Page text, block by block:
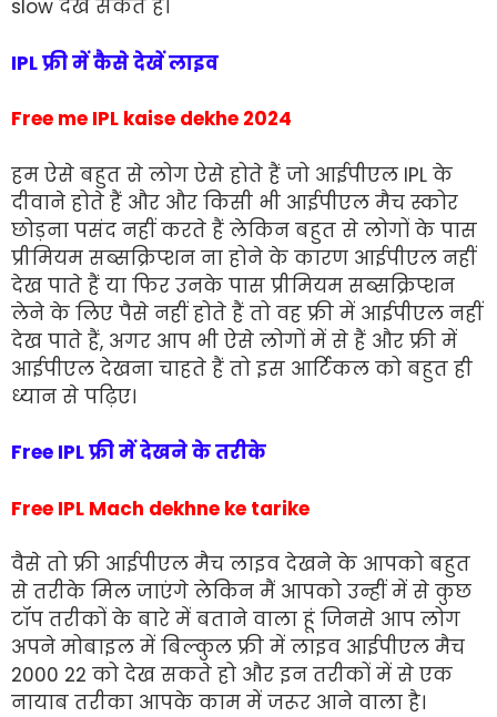
slow देख सकते हैं।
IPL फ्री में कैसे देखें लाइव
Free me IPL kaise dekhe 2024
हम ऐसे बहुत से लोग ऐसे होते हैं जो आईपीएल IPL के
दीवाने होते हैं और और किसी भी आईपीएल मैच स्कोर
छोड़ना पसंद नहीं करते हैं लेकिन बहुत से लोगों के पास
प्रीमियम सब्सक्रिप्शन ना होने के कारण आईपीएल नहीं
देख पाते हैं या फिर उनके पास प्रीमियम सब्सक्रिप्शन
लेने के लिए पैसे नहीं होते हैं तो वह फ्री में आईपीएल नहीं
देख पाते हैं, अगर आप भी ऐसे लोगों में से हैं और फ्री में
आईपीएल देखना चाहते हैं तो इस आर्टिकल को बहुत ही
ध्यान से पढ़िए।
Free IPL फ्री में देखने के तरीके
Free IPL Mach dekhne ke tarike
वैसे तो फ्री आईपीएल मैच लाइव देखने के आपको बहुत
से तरीके मिल जाएंगे लेकिन मैं आपको उन्हीं में से कुछ
टॉप तरीकों के बारे में बताने वाला हूं जिनसे आप लोग
अपने मोबाइल में बिल्कुल फ्री में लाइव आईपीएल मैच
2000 22 को देख सकते हो और इन तरीकों में से एक
नायाब तरीका आपके काम में जरूर आने वाला है।